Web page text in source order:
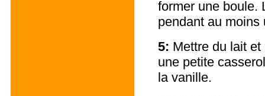
former une boule.
pendant au moins
5: Mettre du lait
une petite
la vanille.